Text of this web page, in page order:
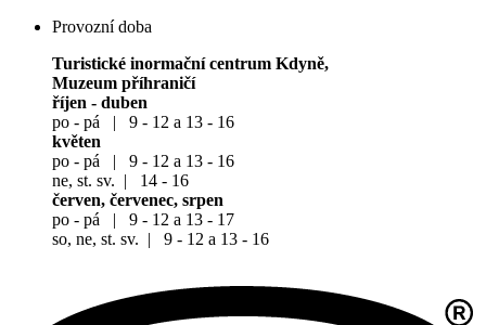
Provozní doba
Turistické inormační centrum Kdyně,
Muzeum příhraničí
říjen - duben
po - pá | 9 - 12 a 13 - 16
květen
po - pá | 9 - 12 a 13 - 16
ne, st. sv. | 14 - 16
červen, červenec, srpen
po - pá | 9 - 12 a 13 - 17
so, ne, st. sv. | 9 - 12 a 13 - 16